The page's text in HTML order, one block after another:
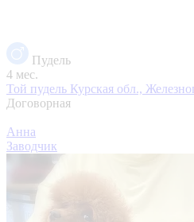
Пудель
4 мес.
Той пудель Курская обл.,
Договорная
Анна
Заводчик